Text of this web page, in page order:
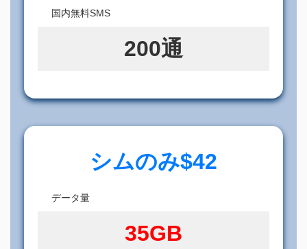
国内無料SMS
200通
シムのみ$42
データ量
35GB